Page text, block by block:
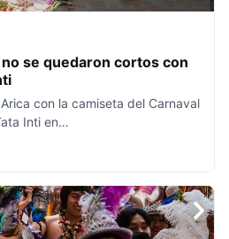
se quedaron cortos con
con la camiseta del Carnaval
Inti en…